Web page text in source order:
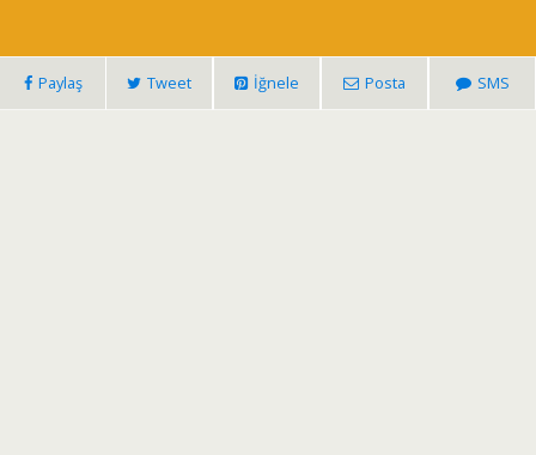
Paylaş Tweet İğnele Posta SMS